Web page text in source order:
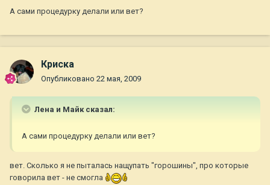
А сами процедурку делали или вет?
Криска
Опубликовано 22 мая, 2009
Лена и Майк сказал:
А сами процедурку делали или вет?
вет. Сколько я не пыталась нащупать "горошины", про которые
говорила вет - не смогла